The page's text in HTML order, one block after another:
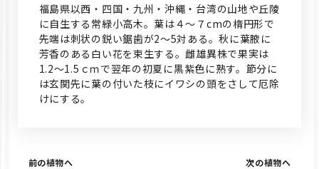
福島県以西・四国・九州・沖縄・台湾の山地や丘陵
に自生する常緑小高木。葉は４～７cmの楕円形で
先端は刺状の鋭い鋸歯が2～5対ある。秋に葉腋に
芳香のある白い花を束生する。雌雄異株で果実は
1.2～1.5ｃｍで翌年の初夏に黒紫色に熟す。節分に
は玄関先に葉の付いた枝にイワシの頭をさして厄除
けにする。
前の植物へ
次の植物へ